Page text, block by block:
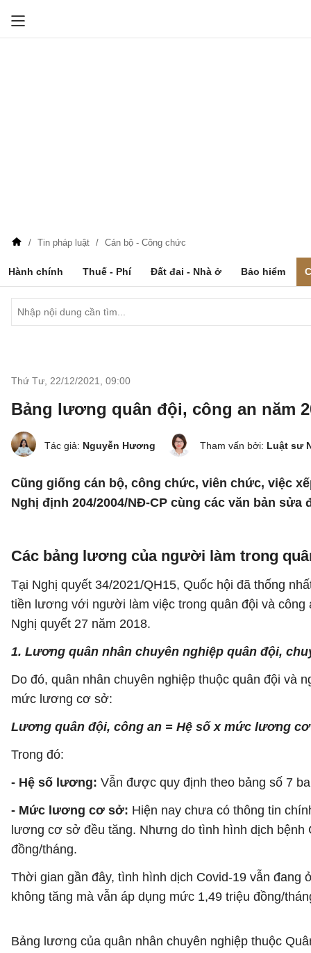
Tin pháp luật Cán bộ - Công chức
Hành chính Thuế - Phí Đất đai - Nhà ở Bảo hiểm
Thứ Tư, 22/12/2021 09:00
Bảng lương quân đội, công an năm
Tác giả: Nguyễn Hương Tham vấn bởi: Luật sư
Cũng giống cán bộ, công chức, viên chức, việc
Nghị định 204/2004/NĐ-CP cùng các văn bản sửa
Các bảng lương của người làm trong
Tại Nghị quyết 34/2021/QH15, Quốc hội đã thống
tiền lương với người làm việc trong quân đội và
Nghị quyết 27 năm 2018.
1. Lương quân nhân chuyên nghiệp quân đội,
Do đó, quân nhân chuyên nghiệp thuộc quân đội và
mức lương cơ sở:
Lương quân đội, công an = Hệ số x mức lương
Trong đó:
- Hệ số lương: Vẫn được quy định theo bảng số 7
- Mức lương cơ sở: Hiện nay chưa có thông tin
lương cơ sở đều tăng. Nhưng do tình hình dịch
đồng/tháng.
Thời gian gần đây, tình hình dịch Covid-19 vẫn
không tăng mà vẫn áp dụng mức 1,49 triệu đồng/
Bảng lương của quân nhân chuyên nghiệp thuộc